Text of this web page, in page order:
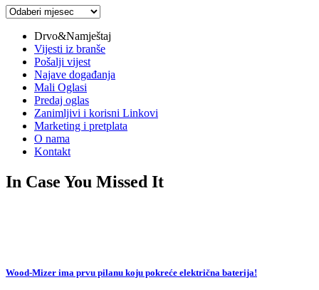
Arhiva
Drvo&Namještaj
Vijesti iz branše
Pošalji vijest
Najave događanja
Mali Oglasi
Predaj oglas
Zanimljivi i korisni Linkovi
Marketing i pretplata
O nama
Kontakt
In Case You Missed It
Wood-Mizer ima prvu pilanu koju pokreće električna baterija!